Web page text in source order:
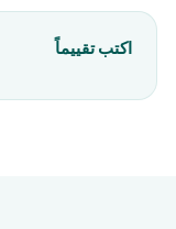
اكتب تقييماً